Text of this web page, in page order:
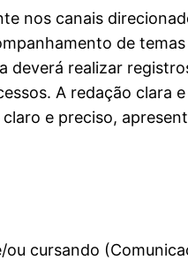
nos canais
de
deverá realizar
A redação clara
e preciso,
cursando